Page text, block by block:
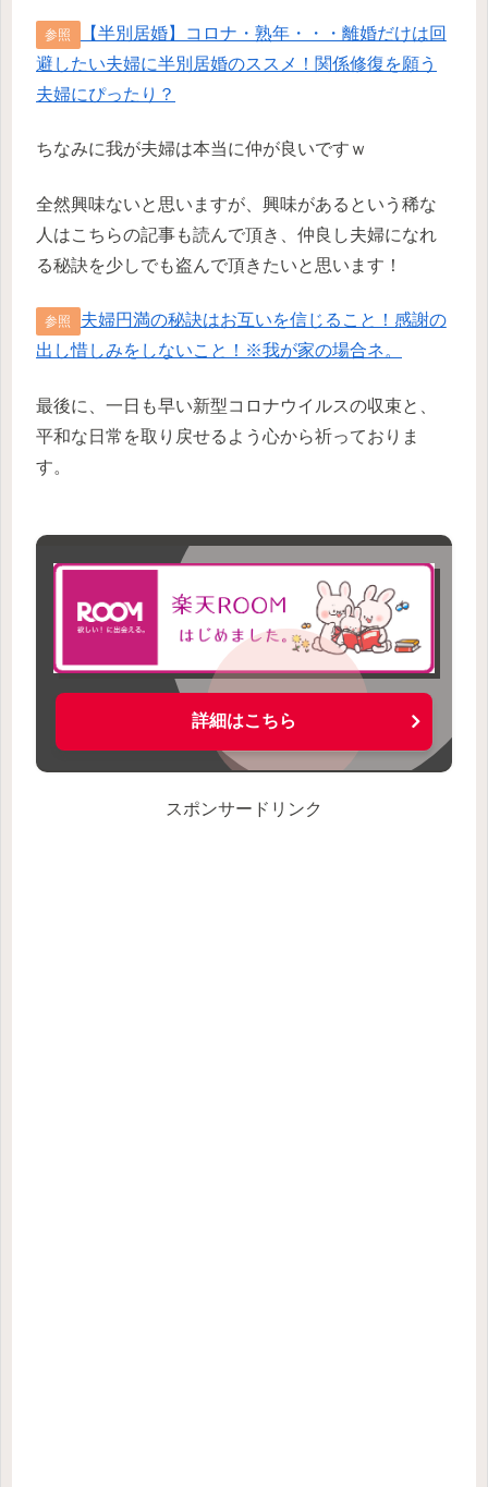
参照
【半別居婚】コロナ・熟年・・・離婚だけは回
避したい夫婦に半別居婚のススメ！関係修復を願う
夫婦にぴったり？
ちなみに我が夫婦は本当に仲が良いですｗ
全然興味ないと思いますが、興味があるという稀な
人はこちらの記事も読んで頂き、仲良し夫婦になれ
る秘訣を少しでも盗んで頂きたいと思います！
参照
夫婦円満の秘訣はお互いを信じること！感謝の
出し惜しみをしないこと！※我が家の場合ネ。
最後に、一日も早い新型コロナウイルスの収束と、
平和な日常を取り戻せるよう心から祈っておりま
す。
詳細はこちら
スポンサードリンク